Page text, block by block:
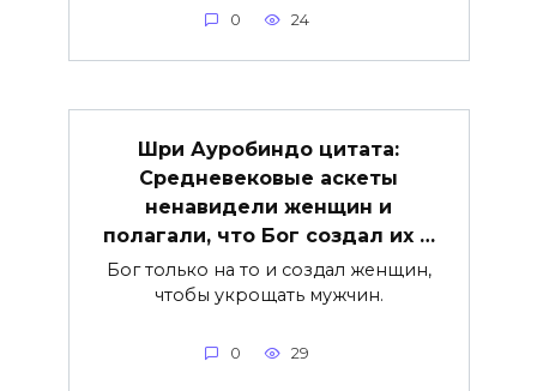
0 24
Шри Ауробиндо цитата:
Средневековые аскеты
ненавидели женщин и
полагали, что Бог создал их …
Бог только на то и создал женщин,
чтобы укрощать мужчин.
0 29